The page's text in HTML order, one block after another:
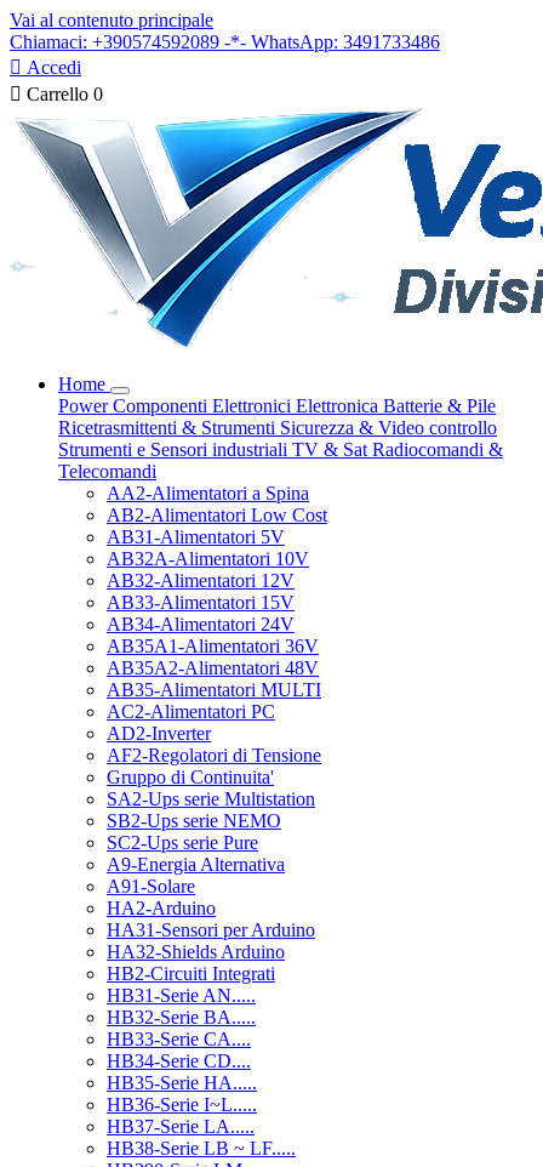
Vai al contenuto principale
Chiamaci: +390574592089 -*- WhatsApp: 3491733486
 Accedi
 Carrello 0
Home
PowerComponenti Elettronici Elettronica Batterie & Pile
Ricetrasmittenti & Strumenti Sicurezza & Video controllo
Strumenti e Sensori industriali TV & Sat Radiocomandi &
Telecomandi
AA2-Alimentatori a Spina
AB2-Alimentatori Low Cost
AB31-Alimentatori 5V
AB32A-Alimentatori 10V
AB32-Alimentatori 12V
AB33-Alimentatori 15V
AB34-Alimentatori 24V
AB35A1-Alimentatori 36V
AB35A2-Alimentatori 48V
AB35-Alimentatori MULTI
AC2-Alimentatori PC
AD2-Inverter
AF2-Regolatori di Tensione
Gruppo di Continuita'
SA2-Ups serie Multistation
SB2-Ups serie NEMO
SC2-Ups serie Pure
A9-Energia Alternativa
A91-Solare
HA2-Arduino
HA31-Sensori per Arduino
HA32-Shields Arduino
HB2-Circuiti Integrati
HB31-Serie AN.....
HB32-Serie BA.....
HB33-Serie CA....
HB34-Serie CD....
HB35-Serie HA.....
HB36-Serie I~L.....
HB37-Serie LA.....
HB38-Serie LB ~ LF.....